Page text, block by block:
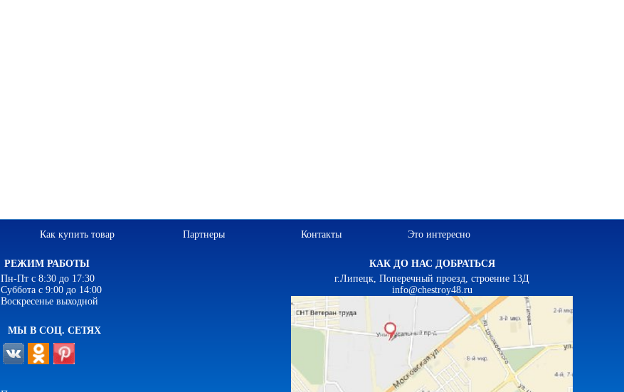
Как купить товар Партнеры Контакты Это интересно
РЕЖИМ РАБОТЫ
Пн-Пт с 8:30 до 17:30
Суббота с 9:00 до 14:00
Воскресенье выходной
МЫ В СОЦ. СЕТЯХ
КАК ДО НАС ДОБРАТЬСЯ
г.Липецк, Поперечный проезд, строение 13Д
info@chestroy48.ru